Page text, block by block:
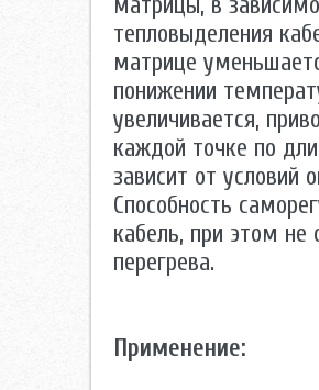
тепловыделения
матрице
понижении
увеличивается,
каждой точке по
зависит от условий
Способность
кабель, при этом не
перегрева.
Применение: